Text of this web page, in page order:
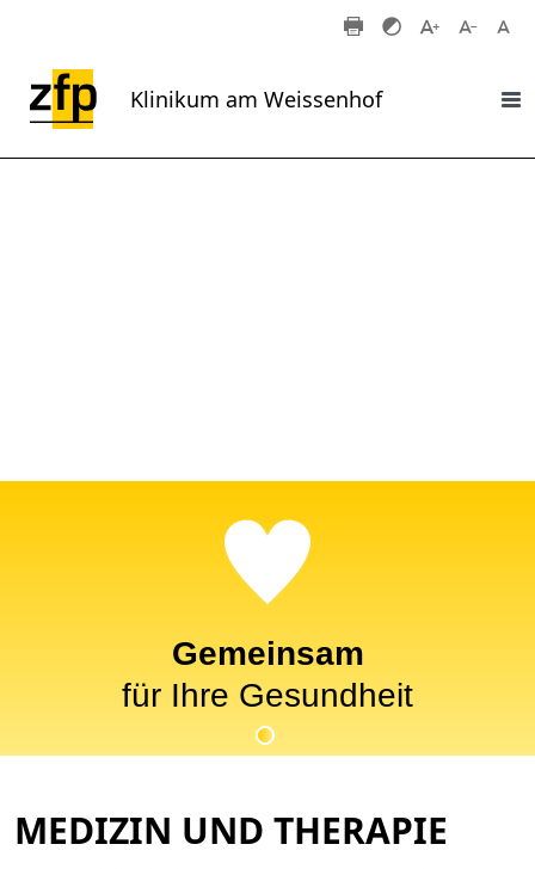
Klinikum am Weissenhof
Gemeinsam
für Ihre Gesundheit
MEDIZIN UND THERAPIE